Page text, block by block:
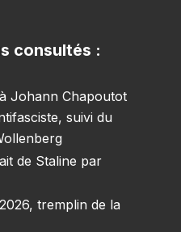
consultés :
Johann Chapoutot
suivi du
de Staline par
tremplin de la